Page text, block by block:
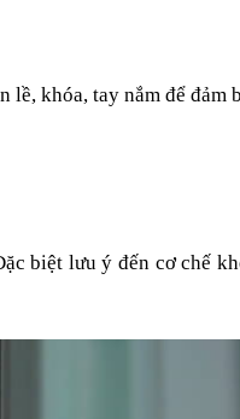
khóa, tay nắm để đảm
biệt lưu ý đến cơ chế